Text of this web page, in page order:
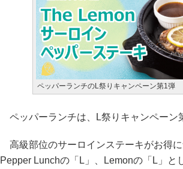
ペッパーランチのL祭りキャンペーン第1弾
ペッパーランチは、L祭りキャンペーン
高級部位のサーロインステーキがお得
Pepper Lunchの「L」、Lemonの「L」